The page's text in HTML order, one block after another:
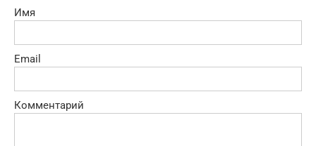
Имя
Email
Комментарий